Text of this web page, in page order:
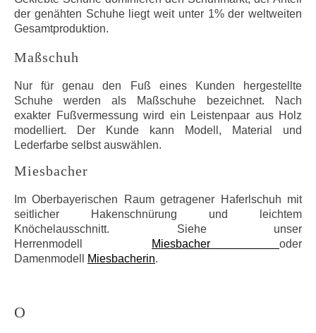
der genähten Schuhe liegt weit unter 1% der weltweiten
Gesamtproduktion.
Maßschuh
Nur für genau den Fuß eines Kunden hergestellte
Schuhe werden als Maßschuhe bezeichnet. Nach
exakter Fußvermessung wird ein Leistenpaar aus Holz
modelliert. Der Kunde kann Modell, Material und
Lederfarbe selbst auswählen.
Miesbacher
Im Oberbayerischen Raum getragener Haferlschuh mit
seitlicher Hakenschnürung und leichtem
Knöchelausschnitt. Siehe unser
Herrenmodell
Miesbacher oder
Damenmodell
Miesbacherin.
O